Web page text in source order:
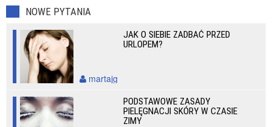
NOWE PYTANIA
JAK O SIEBIE ZADBAĆ PRZED
URLOPEM?
martajg
PODSTAWOWE ZASADY
PIELĘGNACJI SKÓRY W CZASIE
ZIMY